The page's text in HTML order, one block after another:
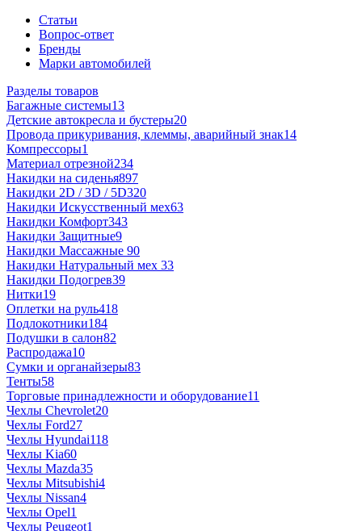
Статьи
Вопрос-ответ
Бренды
Марки автомобилей
Разделы товаров
Багажные системы13
Детские автокресла и бустеры20
Провода прикуривания, клеммы, аварийный знак14
Компрессоры1
Материал отрезной234
Накидки на сиденья897
Накидки 2D / 3D / 5D320
Накидки Искусственный мех63
Накидки Комфорт343
Накидки Защитные9
Накидки Массажные 90
Накидки Натуральный мех 33
Накидки Подогрев39
Нитки19
Оплетки на руль418
Подлокотники184
Подушки в салон82
Распродажа10
Сумки и органайзеры83
Тенты58
Торговые принадлежности и оборудование11
Чехлы Chevrolet20
Чехлы Ford27
Чехлы Hyundai118
Чехлы Kia60
Чехлы Mazda35
Чехлы Mitsubishi4
Чехлы Nissan4
Чехлы Opel1
Чехлы Peugeot1